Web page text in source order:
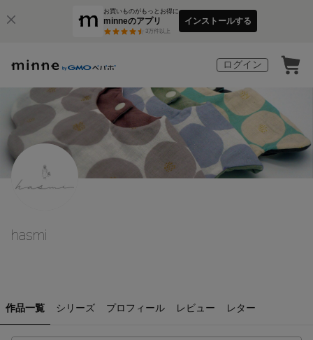
お買いものがもっとお得に
minneのアプリ
3万件以上
インストールする
ログイン
hasmi
作品一覧 シリーズ プロフィール レビュー レター